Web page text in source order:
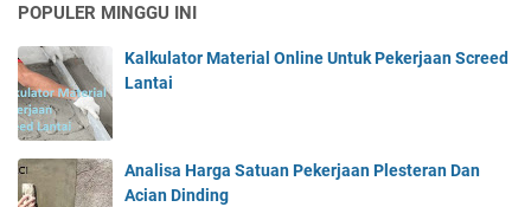
POPULER MINGGU INI
Kalkulator Material Online Untuk Pekerjaan Screed
Lantai
Analisa Harga Satuan Pekerjaan Plesteran Dan
Acian Dinding